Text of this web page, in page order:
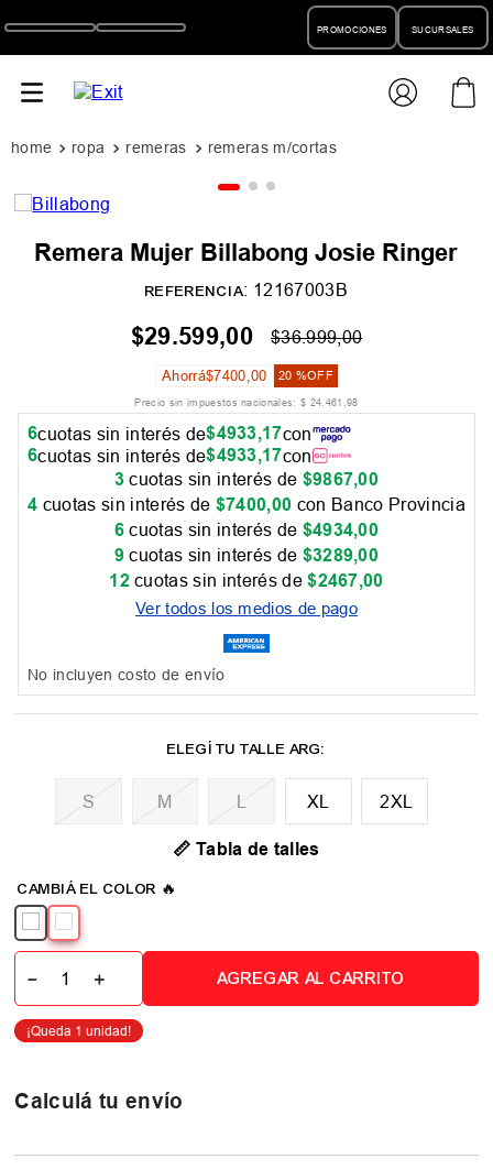
PROMOCIONES SUCURSALES
ropa remeras remeras m/cortas
Remera Mujer Billabong Josie Ringer
REFERENCIA: 12167003B
$29.599,00 $36.999,00
Ahorrá$7400,00 20 %OFF
Precio sin impuestos nacionales: $ 24.461,98
6cuotas sin interés de$4933,17con
6cuotas sin interés de$4933,17con
3 cuotas sin interés de $9867,00
4 cuotas sin interés de $7400,00 con Banco Provincia
6 cuotas sin interés de $4934,00
9 cuotas sin interés de $3289,00
12 cuotas sin interés de$2467,00
Ver todos los medios de pago
No incluyen costo de envío
M L XL 2XL
📏 Tabla de talles
＋
－ AGREGAR AL CARRITO
Calculá tu envío